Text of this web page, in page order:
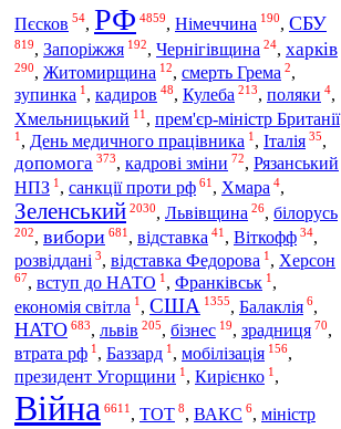
Пєсков 54, РФ 4859, Німеччина 190, СБУ
819, Запоріжжя 192, Чернігівщина 24, харків
290, Житомирщина 12, смерть Грема 2,
зупинка 1 , кадиров 48, Кулеба 213, поляки 4,
Хмельницький 11 , прем'єр-міністр Британії
1 , День медичного працівника 1 , Італія 35,
допомога 373, кадрові зміни 72, Рязанський
НПЗ 1 , санкції проти рф 61 , Хмара 4,
Зеленський 2030, Львівщина 26, білорусь
202, вибори 681 , відставка 41 , Віткофф 34,
розвіддані 3, відставка Федорова 1 , Херсон
67, вступ до НАТО 1, Франківськ 1,
економія світла 1, США 1355, Балаклія 6,
НАТО 683, львів 205, бізнес 19, зрадниця 70,
втрата рф 1 , Баззард 1 , мобілізація 156,
президент Угорщини 1, Кирієнко 1,
Війна 6611, ТОТ 8, ВАКС 6, міністр